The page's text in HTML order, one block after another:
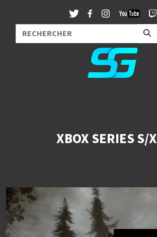
XBOX SERIES S/X